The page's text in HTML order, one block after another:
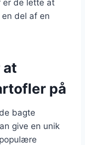
er de lette at
del af en
at
på
bagte
give en unik